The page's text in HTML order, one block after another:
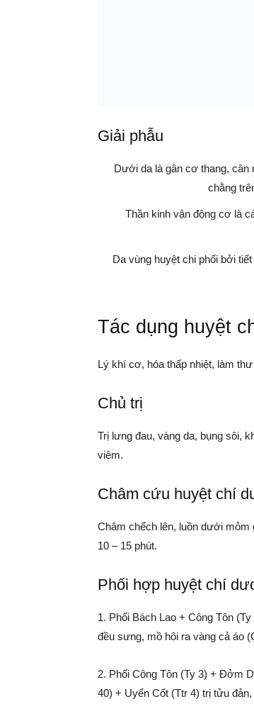
Giải phẫu
Dưới da là gân cơ thang,
chằng
Thần kinh vận động cơ là
Da vùng huyệt chi phối bởi
Tác dụng huyệt
Lý khí cơ, hóa thấp nhiệt, làm
Chủ trị
Trị lưng đau, vàng da, bụng sôi,
viêm.
Châm cứu huyệt chí
Châm chếch lên, luồn dưới mỏm
10 – 15 phút.
Phối hợp huyệt chí
1. Phối Bách Lao + Công Tôn
đều sưng, mồ hôi ra vàng cả áo
2. Phối Công Tôn (Ty 3) + Đởm
40) + Uyển Cốt (Ttr 4) trị tửu